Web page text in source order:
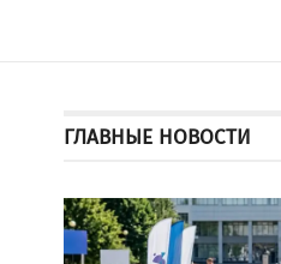
ГЛАВНЫЕ НОВОСТИ